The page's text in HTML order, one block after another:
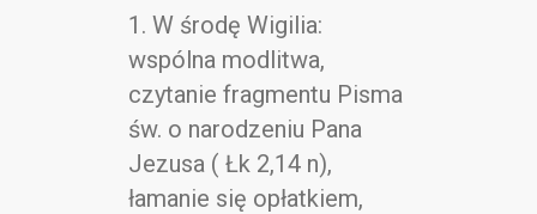
1. W środę Wigilia:
wspólna modlitwa,
czytanie fragmentu Pisma
św. o narodzeniu Pana
Jezusa ( Łk 2,14 n),
łamanie się opłatkiem,